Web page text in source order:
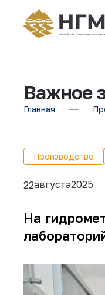
Важное
Главная
Производство
22августа2025
На